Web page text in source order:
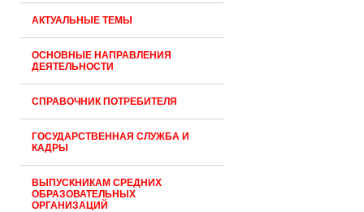
АКТУАЛЬНЫЕ ТЕМЫ
ОСНОВНЫЕ НАПРАВЛЕНИЯ
ДЕЯТЕЛЬНОСТИ
СПРАВОЧНИК ПОТРЕБИТЕЛЯ
ГОСУДАРСТВЕННАЯ СЛУЖБА И
КАДРЫ
ВЫПУСКНИКАМ СРЕДНИХ
ОБРАЗОВАТЕЛЬНЫХ
ОРГАНИЗАЦИЙ